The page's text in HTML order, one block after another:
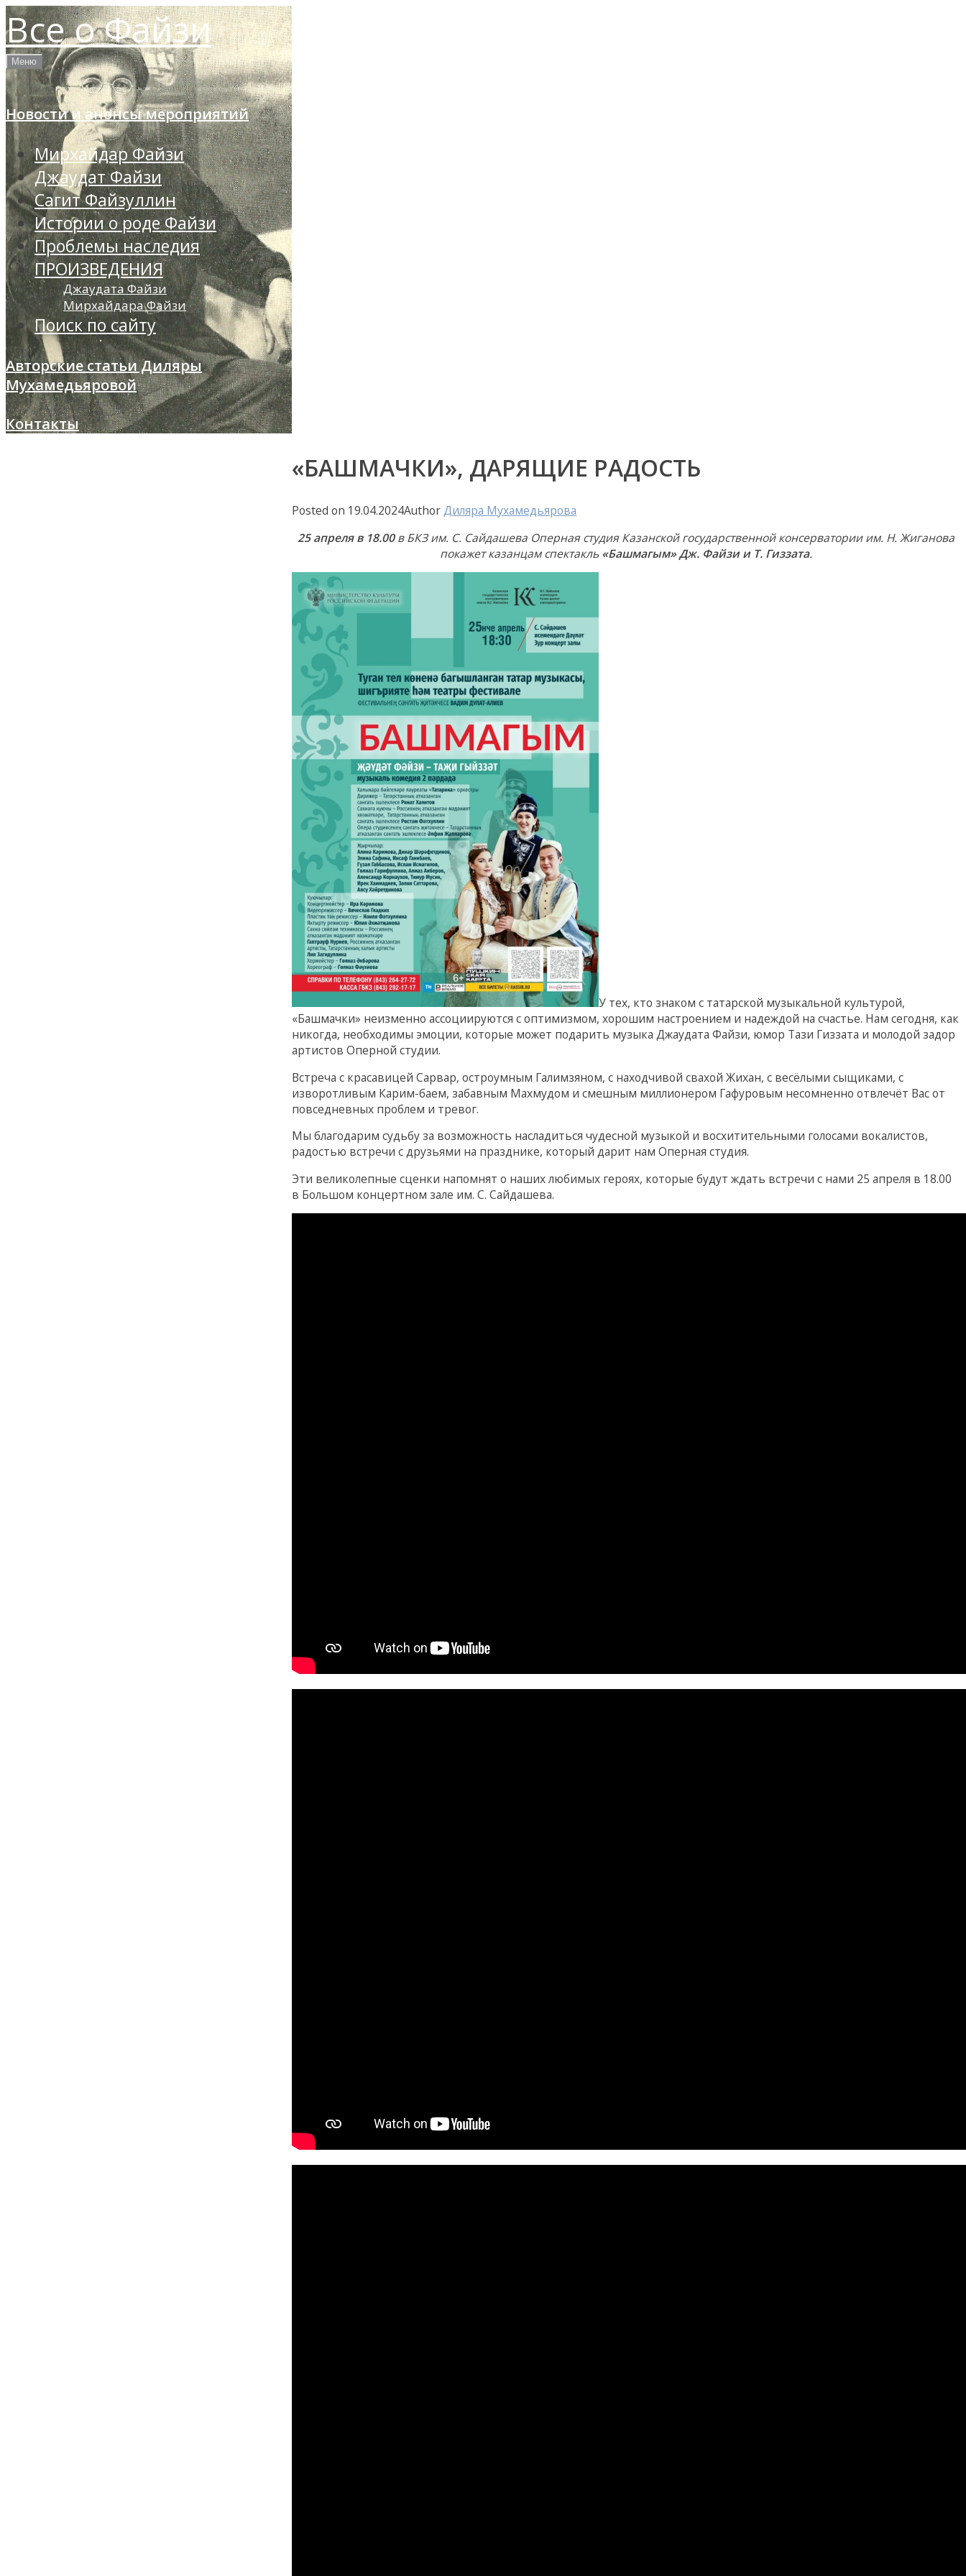
Skip
to
content
Все о Файзи
Меню
Новости и анонсы мероприятий
Мирхайдар Файзи
Джаудат Файзи
Сагит Файзуллин
Истории о роде Файзи
Проблемы наследия
ПРОИЗВЕДЕНИЯ
Джаудата Файзи
Мирхайдара Файзи
Поиск по сайту
Авторские статьи Диляры
Мухамедьяровой
Контакты
«БАШМАЧКИ», ДАРЯЩИЕ РАДОСТЬ
Posted on 19.04.2024AuthorДиляра Мухамедьярова
25 апреля в 18.00в БКЗ им. С. Сайдашева Оперная студия Казанской государственной консерватории им. Н. Жиганова
покажет казанцам спектакль «Башмагым» Дж. Файзи и Т. Гиззата.
У тех, кто знаком с татарской музыкальной культурой,
«Башмачки» неизменно ассоциируются с оптимизмом, хорошим настроением и надеждой на счастье. Нам сегодня, как
никогда, необходимы эмоции, которые может подарить музыка Джаудата Файзи, юмор Тази Гиззата и молодой задор
артистов Оперной студии.
Встреча с красавицей Сарвар, остроумным Галимзяном, с находчивой свахой Жихан, с весёлыми сыщиками, с
изворотливым Карим-баем, забавным Махмудом и смешным миллионером Гафуровым несомненно отвлечёт Вас от
повседневных проблем и тревог.
Мы благодарим судьбу за возможность насладиться чудесной музыкой и восхитительными голосами вокалистов,
радостью встречи с друзьями на празднике, который дарит нам Оперная студия.
Эти великолепные сценки напомнят о наших любимых героях, которые будут ждать встречи с нами 25 апреля в 18.00
в Большом концертном зале им. С. Сайдашева.